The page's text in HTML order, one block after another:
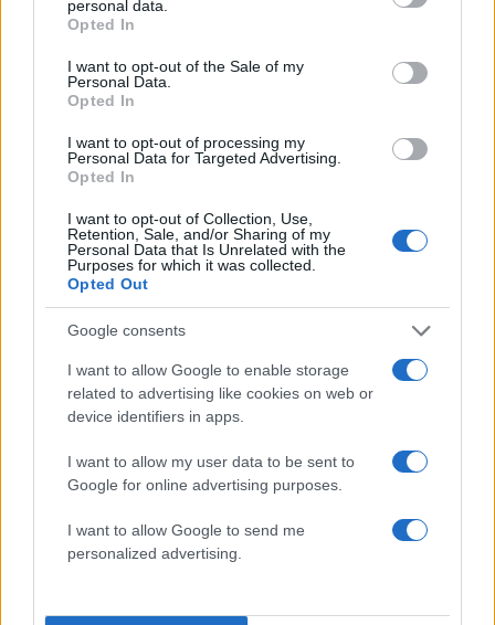
grant or deny consent to Google and its third-party tags to
use your data for below specified purposes in below Google
consent section.
personal data.
Opted In
I want to opt-out of the Sale of my
Personal Data.
Opted In
I want to opt-out of processing my
Personal Data for Targeted Advertising.
Opted In
I want to opt-out of Collection, Use,
Retention, Sale, and/or Sharing of my
Personal Data that Is Unrelated with the
Purposes for which it was collected.
Opted Out
Google consents
I want to allow Google to enable storage
related to advertising like cookies on web or
device identifiers in apps.
I want to allow my user data to be sent to
Google for online advertising purposes.
I want to allow Google to send me
personalized advertising.
Σχόλια
Έρχεται τριήμερο με
μελτέμια - Οι περιοχές που
θα είναι πιο έντονα τα
φαινόμενα
είχαν ανάγκη» - Η
δήλωση της
της 38χρονης Λίζα
Κυψέλη